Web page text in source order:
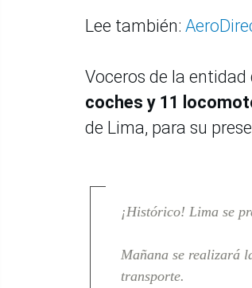
Lee también:
Voceros de la
coches y 11
de Lima, para su
¡Histórico! Lima se
Mañana se realizará
transporte.